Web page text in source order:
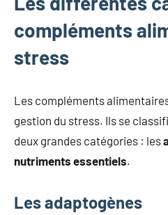
compléments
stress
Les compléments
gestion du stress. Ils se
deux grandes catégories : les
nutriments essentiels.
Les adaptogènes